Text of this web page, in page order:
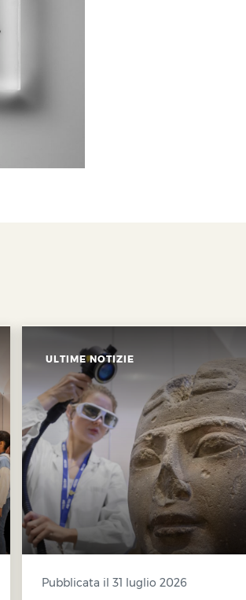
ULTIME NOTIZIE
Pubblicata il 31 luglio 2026